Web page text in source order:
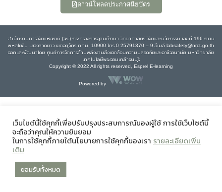
ดาวน์โหลดประกาศนียบัตร
สำนักงานการวิจัยแห่งชาติ (วช.) กระทรวงการอุดมศึกษา วิทยาศาสตร์ วิจัยและนวัตกรรม เลขที่ 196 ถนน
พหลโยธิน แขวงลาดยาว เขตจตุจักร กทม. 10900 โทร 0 25791370 – 9 อีเมล์ labsafety@nrct.go.th
ออกและพัฒนาโดย ศูนย์การจัดการด้านพลังงานสิ่งแวดล้อมความปลอดภัยและอาชีวอนามัย มหาวิทยาลัย
เทคโนโลยีพระจอมเกล้าธนบุรี
Copyright © 2022 All rights reserved, Esprel E-learning
Powered by
เว็บไซต์นี้ใช้คุกกี้เพื่อปรับปรุงประสบการณ์ของผู้ใช้ การใช้เว็บไซต์นี้
จะถือว่าคุณให้ความยินยอม
ในการใช้คุกกี้ภายใต้นโยบายการใช้คุกกี้ของเรา รายละเอียดเพิ่ม
เติม
ยอมรับทั้งหมด